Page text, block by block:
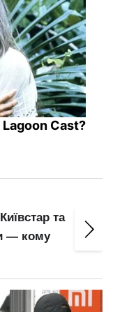
Cast?
та
— кому